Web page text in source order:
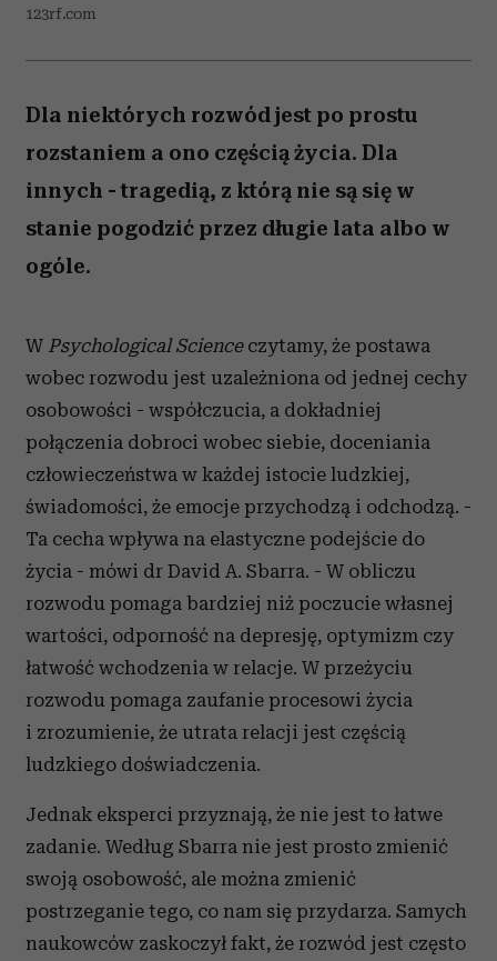
123rf.com
Dla niektórych rozwód jest po prostu
rozstaniem a ono częścią życia. Dla
innych - tragedią, z którą nie są się w
stanie pogodzić przez długie lata albo w
ogóle.
W Psychological Scienceczytamy, że postawa
wobec rozwodu jest uzależniona od jednej cechy
osobowości - współczucia, a dokładniej
połączenia dobroci wobec siebie, doceniania
człowieczeństwa w każdej istocie ludzkiej,
świadomości, że emocje przychodzą i odchodzą. -
Ta cecha wpływa na elastyczne podejście do
życia - mówi dr David A. Sbarra. - W obliczu
rozwodu pomaga bardziej niż poczucie własnej
wartości, odporność na depresję, optymizm czy
łatwość wchodzenia w relacje. W przeżyciu
rozwodu pomaga zaufanie procesowi życia
i zrozumienie, że utrata relacji jest częścią
ludzkiego doświadczenia.
Jednak eksperci przyznają, że nie jest to łatwe
zadanie. Według Sbarra nie jest prosto zmienić
swoją osobowość, ale można zmienić
postrzeganie tego, co nam się przydarza. Samych
naukowców zaskoczył fakt, że rozwód jest często